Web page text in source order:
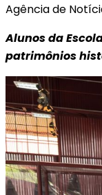
Agência de
Alunos da
patrimônios